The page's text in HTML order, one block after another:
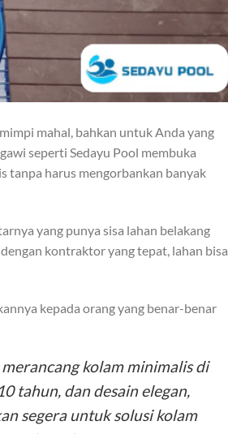
mahal, bahkan untuk Anda yang
seperti Sedayu Pool membuka
tanpa harus mengorbankan banyak
yang punya sisa lahan belakang
kontraktor yang tepat, lahan bisa
kepada orang yang benar-benar
kolam minimalis di
tahun, dan desain elegan,
segera untuk solusi kolam